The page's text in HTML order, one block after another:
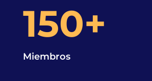
150+
Miembros